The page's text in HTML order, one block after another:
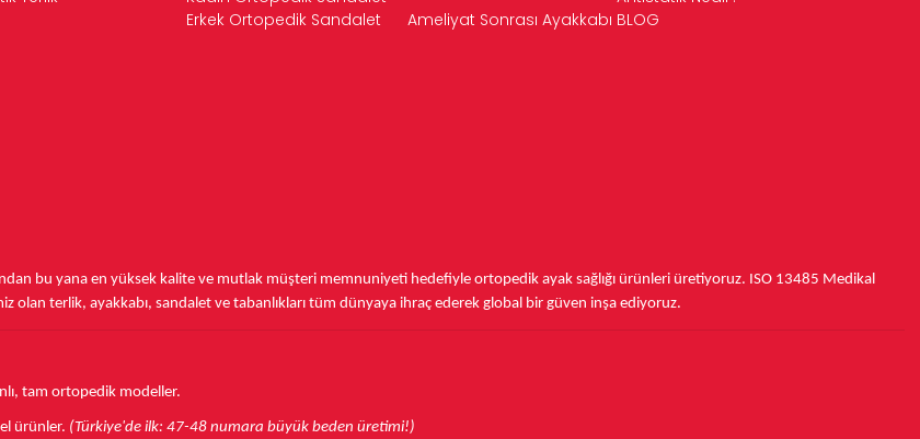
Erkek Ortopedik Sandalet Ameliyat Sonrası Ayakkabı BLOG
bu yanaen yüksek kalite ve mutlak müşteri memnuniyeti hedefiyle ortopedik ayak sağlığı ürünleri üretiyoruz. ISO 13485 Medikal
olan terlik, ayakkabı, sandalet ve tabanlıkları tüm dünyaya ihraç ederek global bir güven inşa ediyoruz.
tam ortopedik modeller.
ürünler. (Türkiye'de ilk: 47-48 numara büyük beden üretimi!)